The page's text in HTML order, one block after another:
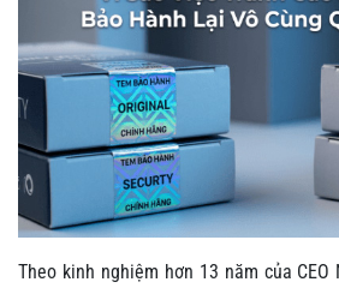
Theo kinh nghiệm hơn 13 năm của